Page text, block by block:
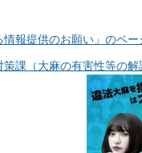
情報提供のお願い」のペー
策課（大麻の有害性等の